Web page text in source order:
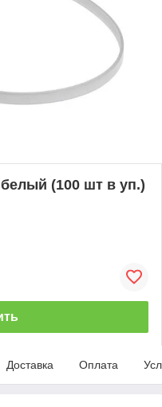
(100 шт в уп.)
Доставка Оплата